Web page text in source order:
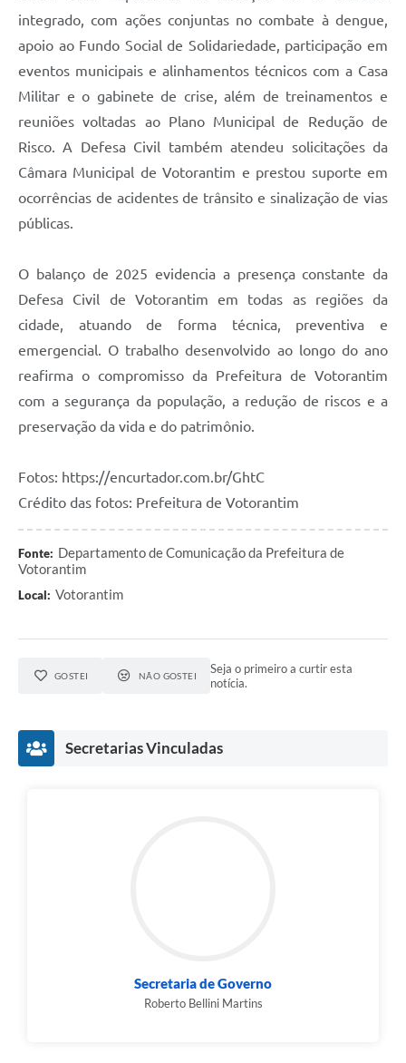
integrado, com ações conjuntas no combate à dengue,
apoio ao Fundo Social de Solidariedade, participação em
eventos municipais e alinhamentos técnicos com a Casa
Militar e o gabinete de crise, além de treinamentos e
reuniões voltadas ao Plano Municipal de Redução de
Risco. A Defesa Civil também atendeu solicitações da
Câmara Municipal de Votorantim e prestou suporte em
ocorrências de acidentes de trânsito e sinalização de vias
públicas.
O balanço de 2025 evidencia a presença constante da
Defesa Civil de Votorantim em todas as regiões da
cidade, atuando de forma técnica, preventiva e
emergencial. O trabalho desenvolvido ao longo do ano
reafirma o compromisso da Prefeitura de Votorantim
com a segurança da população, a redução de riscos e a
preservação da vida e do patrimônio.
Fotos: https://encurtador.com.br/GhtC
Crédito das fotos: Prefeitura de Votorantim
Fonte: Departamento de Comunicação da Prefeitura de
Votorantim
Local: Votorantim
GOSTEI NÃO GOSTEI
Seja o primeiro a curtir esta
notícia.
Secretarias Vinculadas
Secretaria de Governo
Roberto Bellini Martins